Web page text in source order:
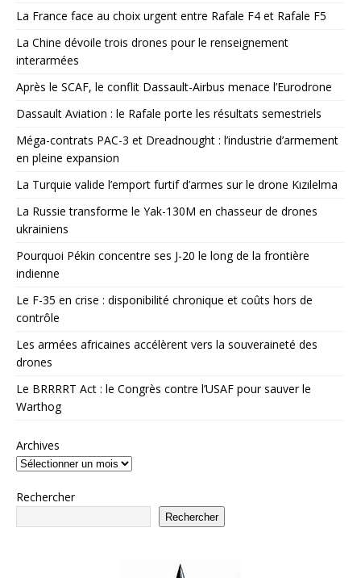
La France face au choix urgent entre Rafale F4 et Rafale F5
La Chine dévoile trois drones pour le renseignement
interarmées
Après le SCAF, le conflit Dassault-Airbus menace l’Eurodrone
Dassault Aviation : le Rafale porte les résultats semestriels
Méga-contrats PAC-3 et Dreadnought : l’industrie d’armement
en pleine expansion
La Turquie valide l’emport furtif d’armes sur le drone Kızılelma
La Russie transforme le Yak-130M en chasseur de drones
ukrainiens
Pourquoi Pékin concentre ses J-20 le long de la frontière
indienne
Le F-35 en crise : disponibilité chronique et coûts hors de
contrôle
Les armées africaines accélèrent vers la souveraineté des
drones
Le BRRRRT Act : le Congrès contre l’USAF pour sauver le
Warthog
Archives
Rechercher
Rechercher